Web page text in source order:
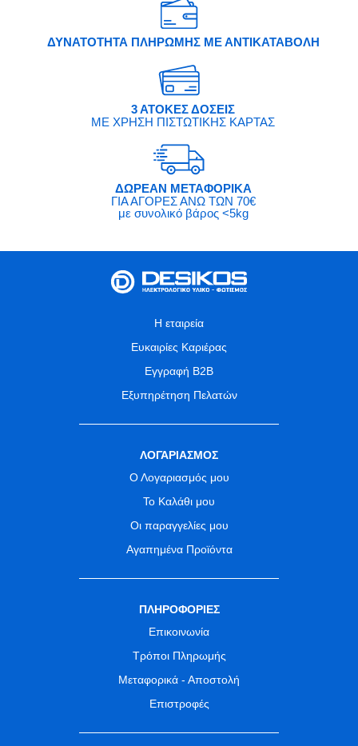
ΔΥΝΑΤΟΤΗΤΑ ΠΛΗΡΩΜΗΣ ΜΕ ΑΝΤΙΚΑΤΑΒΟΛΗ
3 ΑΤΟΚΕΣ ΔΟΣΕΙΣ
ΜΕ ΧΡΗΣΗ ΠΙΣΤΩΤΙΚΗΣ ΚΑΡΤΑΣ
ΔΩΡΕΑΝ ΜΕΤΑΦΟΡΙΚΑ
ΓΙΑ ΑΓΟΡΕΣ ΑΝΩ ΤΩΝ 70€
με συνολικό βάρος <5kg
Η εταιρεία
Ευκαιρίες Καριέρας
Εγγραφή B2B
Εξυπηρέτηση Πελατών
ΛΟΓΑΡΙΑΣΜΟΣ
Ο Λογαριασμός μου
Το Καλάθι μου
Οι παραγγελίες μου
Αγαπημένα Προϊόντα
ΠΛΗΡΟΦΟΡΙΕΣ
Επικοινωνία
Τρόποι Πληρωμής
Μεταφορικά - Αποστολή
Επιστροφές